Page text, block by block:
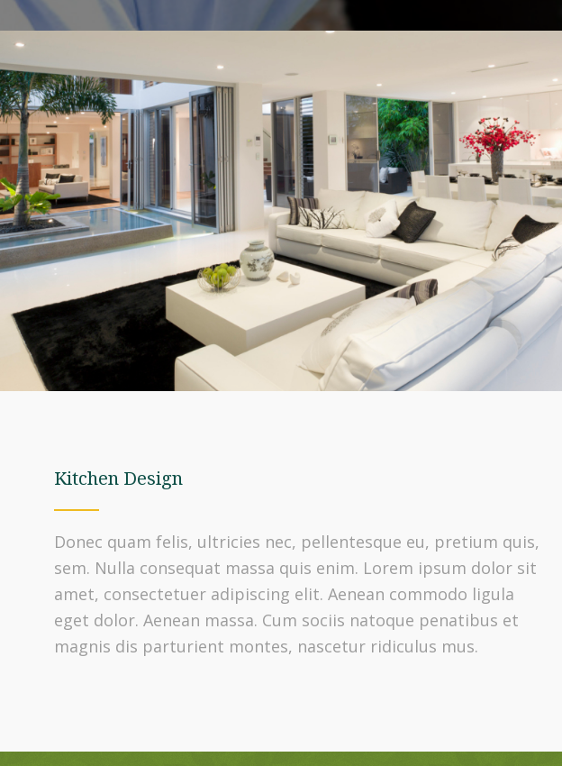
Kitchen Design
Donec quam felis, ultricies nec, pellentesque eu, pretium quis,
sem. Nulla consequat massa quis enim. Lorem ipsum dolor sit
amet, consectetuer adipiscing elit. Aenean commodo ligula
eget dolor. Aenean massa. Cum sociis natoque penatibus et
magnis dis parturient montes, nascetur ridiculus mus.